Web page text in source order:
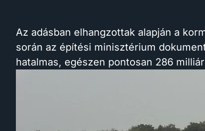
Az adásban elhangzottak alapján a
során az építési minisztérium
hatalmas, egészen pontosan 286